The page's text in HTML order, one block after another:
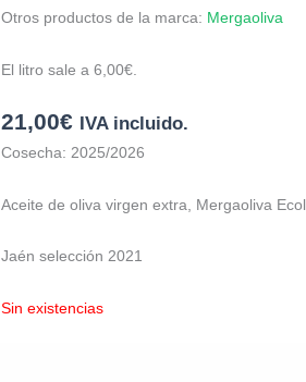
Otros productos de la marca: Mergaoliva
El litro sale a 6,00€.
21,00€ IVA incluido.
Cosecha: 2025/2026
Aceite de oliva virgen extra, Mergaoliva
Jaén selección 2021
Sin existencias